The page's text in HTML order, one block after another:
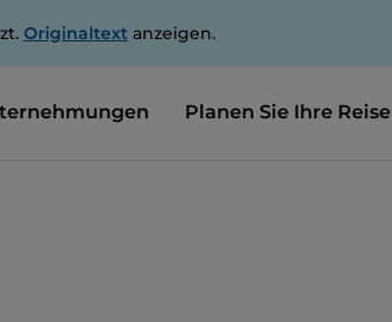
Originaltext anzeigen.
Planen Sie Ihre Reise